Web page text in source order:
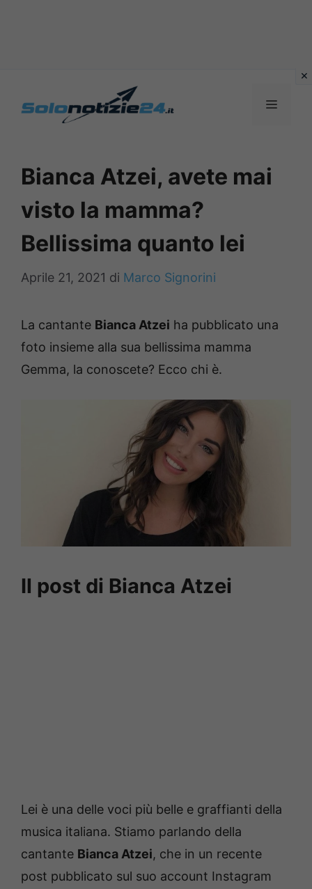
MENU
Bianca Atzei, avete mai
visto la mamma?
Bellissima quanto lei
Aprile 21, 2021 di Marco Signorini
La cantante Bianca Atzei ha pubblicato una
foto insieme alla sua bellissima mamma
Gemma, la conoscete? Ecco chi è.
Il post di Bianca Atzei
Lei è una delle voci più belle e graffianti della
musica italiana. Stiamo parlando della
cantante Bianca Atzei, che in un recente
post pubblicato sul suo account Instagram